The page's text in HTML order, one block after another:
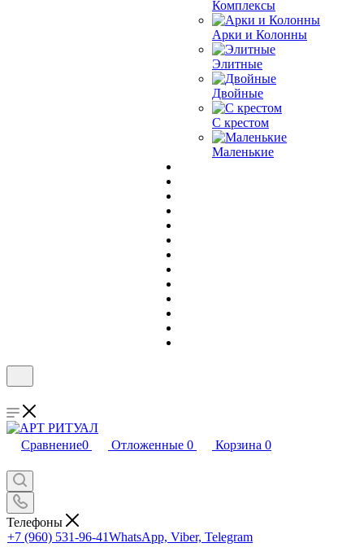
Комплексы
Арки и Колонны
Элитные
Двойные
С крестом
Маленькие
Сравнение0 Отложенные 0 Корзина 0
Телефоны
+7 (960) 531-96-41WhatsApp, Viber, Telegram